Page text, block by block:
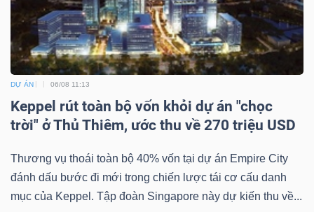
DỰ ÁN 06/08 11:13
Keppel rút toàn bộ vốn khỏi dự án "chọc
trời" ở Thủ Thiêm, ước thu về 270 triệu USD
Thương vụ thoái toàn bộ 40% vốn tại dự án Empire City
đánh dấu bước đi mới trong chiến lược tái cơ cấu danh
mục của Keppel. Tập đoàn Singapore này dự kiến thu về...
(-)
Thuật
(-)
Dịch
vụ
(-)